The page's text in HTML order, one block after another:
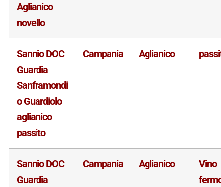
Aglianico
novello
Sannio DOC
Guardia
Sanframondi
o Guardiolo
aglianico
passito
Campania Aglianico
Sannio DOC
Guardia
Campania Aglianico
Vino